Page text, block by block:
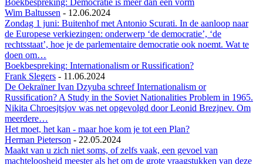
Wim Baltussen - 12.06.2024
Zondag 1 juni: Buitenhof met Antonio Scurati. In de aanloop naar
de Europese verkiezingen: onderwerp ‘de democratie’, ‘de
rechtsstaat’, hoe je de parlementaire democratie ook noemt. Wat te
doen om…
Boekbespreking: Internationalism or Russification?
Frank Slegers - 11.06.2024
De Oekraïner Ivan Dzyuba schreef Internationalism or
Russification? A Study in the Soviet Nationalities Problem in 1965.
Nikita Chroesjtsjov was net opgevolgd door Leonid Brezjnev. Om
meerdere…
Het moet, het kan - maar hoe kom je tot een Plan?
Herman Pieterson - 22.05.2024
Maakt van u zich niet soms, of zelfs vaak, een gevoel van
machteloosheid meester als het om de grote vraagstukken van deze